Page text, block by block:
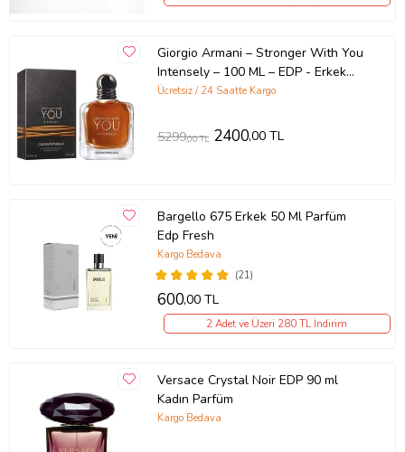
Giorgio Armani – Stronger With You
Intensely – 100 ML – EDP - Erkek
parfümü
Ücretsiz / 24 Saatte Kargo
5299,00 TL 2400,00 TL
Bargello 675 Erkek 50 Ml Parfüm
Edp Fresh
(21)
Kargo Bedava
600,00 TL
2 Adet ve Üzeri 280 TL İndirim
Versace Crystal Noir EDP 90 ml
Kadın Parfüm
Kargo Bedava